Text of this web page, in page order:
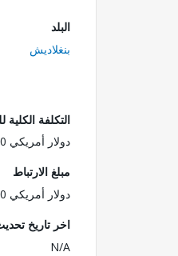
البلد
بنغلاديش
التكلفة
دولار أمريكي 0.00 مليون
مبلغ الارتباط
دولار أمريكي 0.00 مليون
اخر تاريخ
N/A